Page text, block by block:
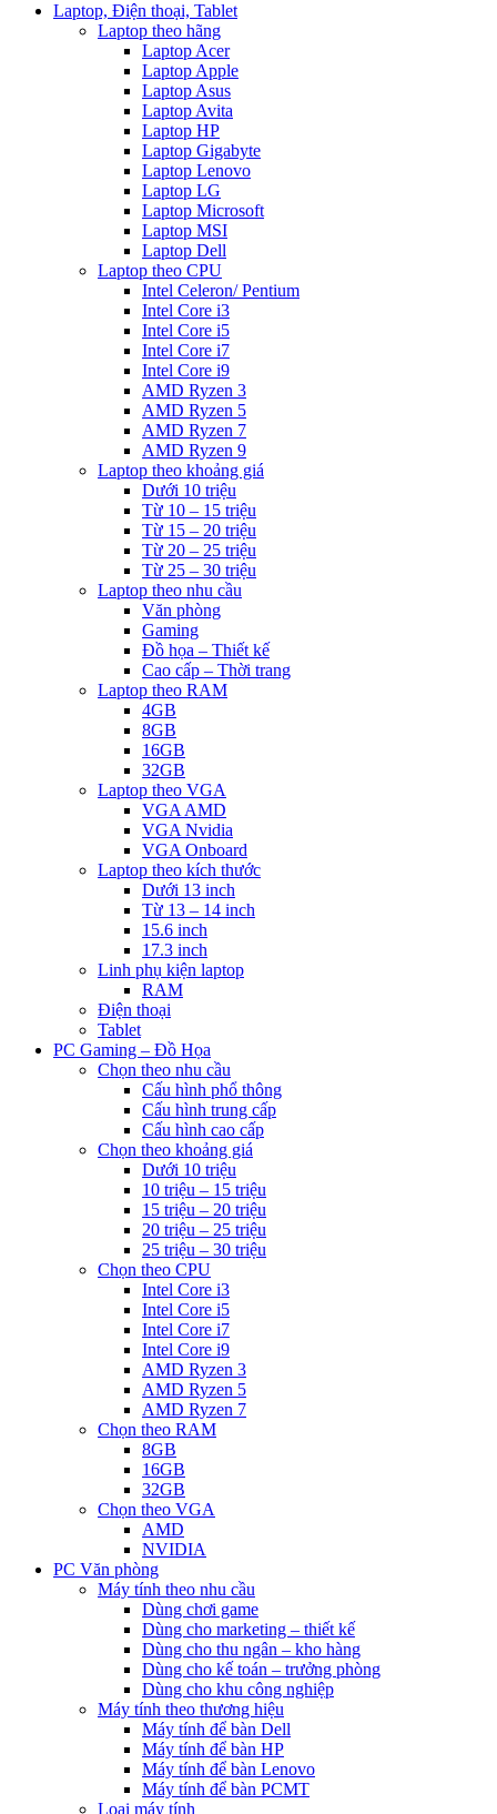
Laptop, Điện thoại, Tablet
Laptop theo hãng
Laptop Acer
Laptop Apple
Laptop Asus
Laptop Avita
Laptop HP
Laptop Gigabyte
Laptop Lenovo
Laptop LG
Laptop Microsoft
Laptop MSI
Laptop Dell
Laptop theo CPU
Intel Celeron/ Pentium
Intel Core i3
Intel Core i5
Intel Core i7
Intel Core i9
AMD Ryzen 3
AMD Ryzen 5
AMD Ryzen 7
AMD Ryzen 9
Laptop theo khoảng giá
Dưới 10 triệu
Từ 10 – 15 triệu
Từ 15 – 20 triệu
Từ 20 – 25 triệu
Từ 25 – 30 triệu
Laptop theo nhu cầu
Văn phòng
Gaming
Đồ họa – Thiết kế
Cao cấp – Thời trang
Laptop theo RAM
4GB
8GB
16GB
32GB
Laptop theo VGA
VGA AMD
VGA Nvidia
VGA Onboard
Laptop theo kích thước
Dưới 13 inch
Từ 13 – 14 inch
15.6 inch
17.3 inch
Linh phụ kiện laptop
RAM
Điện thoại
Tablet
PC Gaming – Đồ Họa
Chọn theo nhu cầu
Cấu hình phổ thông
Cấu hình trung cấp
Cấu hình cao cấp
Chọn theo khoảng giá
Dưới 10 triệu
10 triệu – 15 triệu
15 triệu – 20 triệu
20 triệu – 25 triệu
25 triệu – 30 triệu
Chọn theo CPU
Intel Core i3
Intel Core i5
Intel Core i7
Intel Core i9
AMD Ryzen 3
AMD Ryzen 5
AMD Ryzen 7
Chọn theo RAM
8GB
16GB
32GB
Chọn theo VGA
AMD
NVIDIA
PC Văn phòng
Máy tính theo nhu cầu
Dùng chơi game
Dùng cho marketing – thiết kế
Dùng cho thu ngân – kho hàng
Dùng cho kế toán – trưởng phòng
Dùng cho khu công nghiệp
Máy tính theo thương hiệu
Máy tính để bàn Dell
Máy tính để bàn HP
Máy tính để bàn Lenovo
Máy tính để bàn PCMT
Loại máy tính